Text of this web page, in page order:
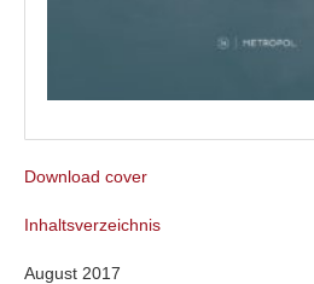
Download cover
Inhaltsverzeichnis
August 2017